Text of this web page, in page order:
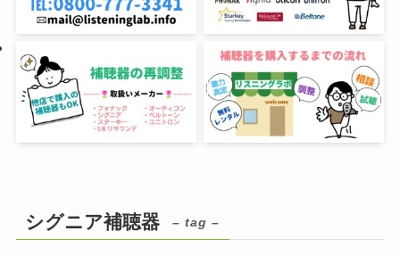
シグニア補聴器 – tag –